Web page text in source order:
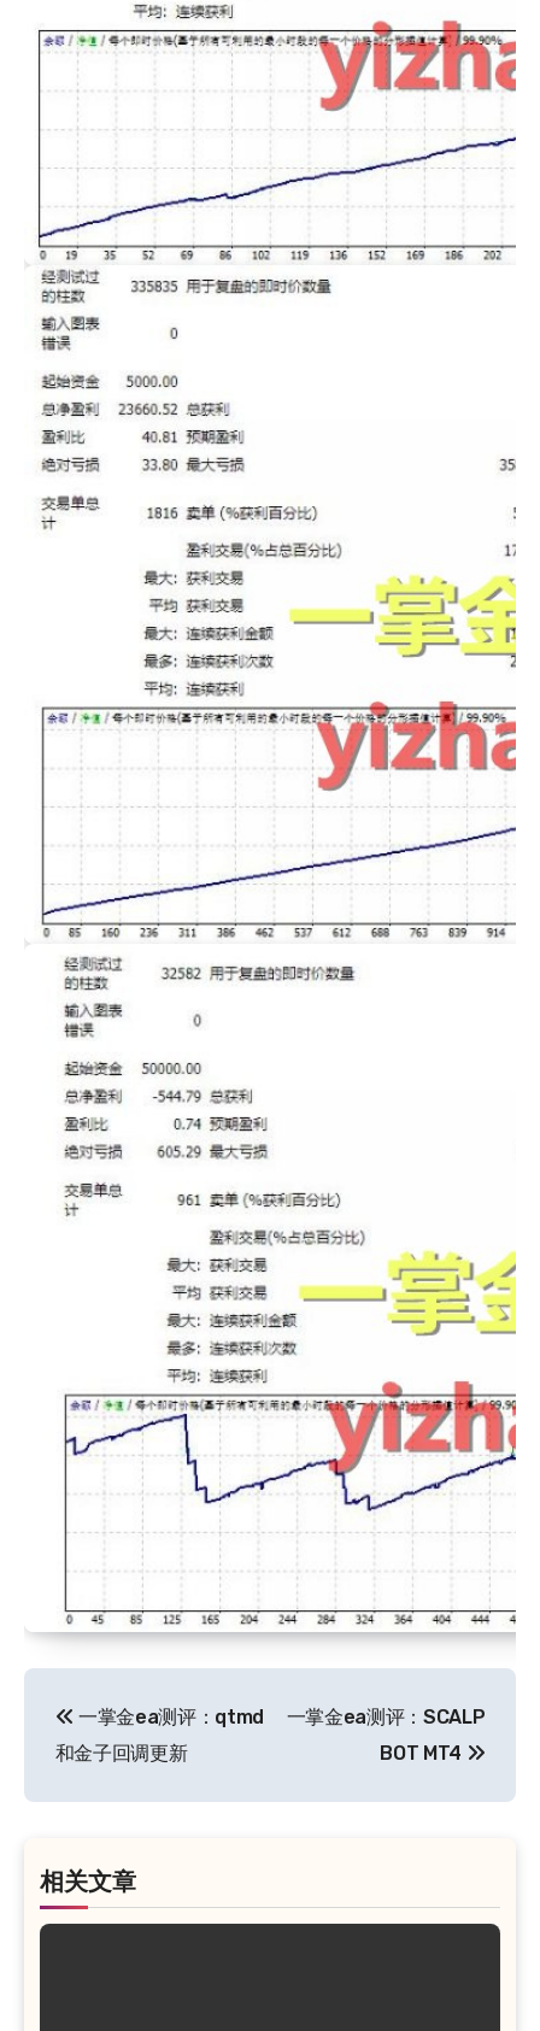
章
导
一掌金ea测评：qtmd
和金子回调更新
一掌金ea测评：SCALP
BOT MT4
相关文章